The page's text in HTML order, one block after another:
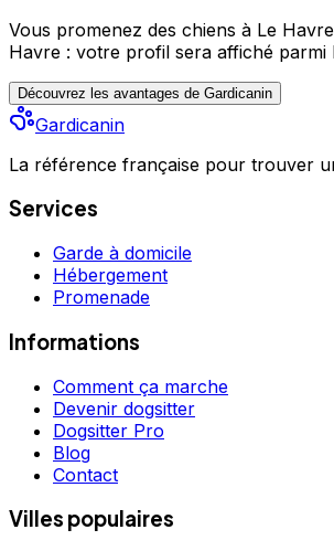
Vous promenez des chiens à Le
Havre : votre profil sera affiché parmi
Découvrez les avantages de Gardicanin
Gardicanin
La référence française pour trouver
Services
Garde à domicile
Hébergement
Promenade
Informations
Comment ça marche
Devenir dogsitter
Dogsitter Pro
Blog
Contact
Villes populaires